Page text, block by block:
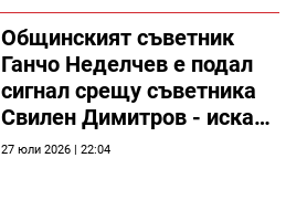
Общински съвет Силистра
Общинският съветник
Ганчо Неделчев е подал
сигнал срещу съветника
Свилен Димитров - иска
етичната комисия на
27 юли 2026 | 22:04